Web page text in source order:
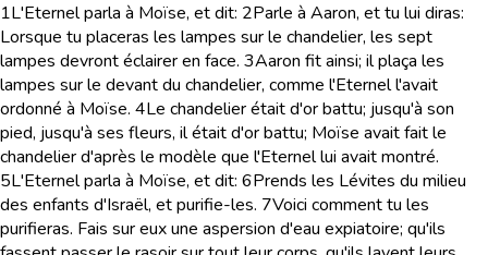
1L'Eternel parla à Moïse, et dit: 2Parle à Aaron, et tu lui diras:
Lorsque tu placeras les lampes sur le chandelier, les sept
lampes devront éclairer en face. 3Aaron fit ainsi; il plaça les
lampes sur le devant du chandelier, comme l'Eternel l'avait
ordonné à Moïse. 4Le chandelier était d'or battu; jusqu'à son
pied, jusqu'à ses fleurs, il était d'or battu; Moïse avait fait le
chandelier d'après le modèle que l'Eternel lui avait montré.
5L'Eternel parla à Moïse, et dit: 6Prends les Lévites du milieu
des enfants d'Israël, et purifie-les. 7Voici comment tu les
purifieras. Fais sur eux une aspersion d'eau expiatoire; qu'ils